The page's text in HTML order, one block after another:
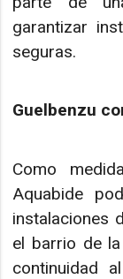
garantizar
seguras.
Guelbenzu
Como
Aquabide
instalaciones
el barrio de
continuidad